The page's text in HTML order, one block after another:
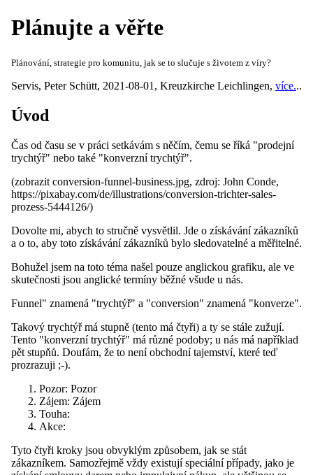
Plánujte a věřte
Plánování, strategie pro komunitu, jak se to slučuje s životem z víry?
Servis, Peter Schütt, 2021-08-01 , Kreuzkirche Leichlingen, více...
Úvod
Čas od času se v práci setkávám s něčím, čemu se říká "prodejní
trychtýř" nebo také "konverzní trychtýř".
(zobrazit conversion-funnel-business.jpg, zdroj: John Conde,
https://pixabay.com/de/illustrations/conversion-trichter-sales-
prozess-5444126/)
Dovolte mi, abych to stručně vysvětlil. Jde o získávání zákazníků
a o to, aby toto získávání zákazníků bylo sledovatelné a měřitelné.
Bohužel jsem na toto téma našel pouze anglickou grafiku, ale ve
skutečnosti jsou anglické termíny běžné všude u nás.
Funnel" znamená "trychtýř" a "conversion" znamená "konverze".
Takový trychtýř má stupně (tento má čtyři) a ty se stále zužují.
Tento "konverzní trychtýř" má různé podoby; u nás má například
pět stupňů. Doufám, že to není obchodní tajemství, které teď
prozrazuji ;-).
Pozor: Pozor
Zájem: Zájem
Touha:
Akce:
Tyto čtyři kroky jsou obvyklým způsobem, jak se stát
zákazníkem. Samozřejmě vždy existují speciální případy, jako je